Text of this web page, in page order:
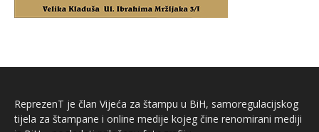
ReprezenT je član Vijeća za štampu u BiH, samoregulacijskog
tijela za štampane i online medije kojeg čine renomirani mediji